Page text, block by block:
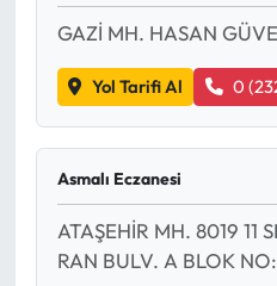
GAZİ MH. HASAN
Yol Tarifi Al 0
Asmalı Eczanesi
ATAŞEHİR MH. 8019 11
RAN BULV. A BLOK